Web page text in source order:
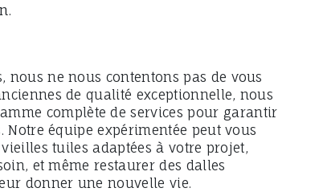
nous ne nous contentons pas de vous
de qualité exceptionnelle, nous
complète de services pour garantir
équipe expérimentée peut vous
tuiles adaptées à votre projet,
et même restaurer des dalles
donner une nouvelle vie.